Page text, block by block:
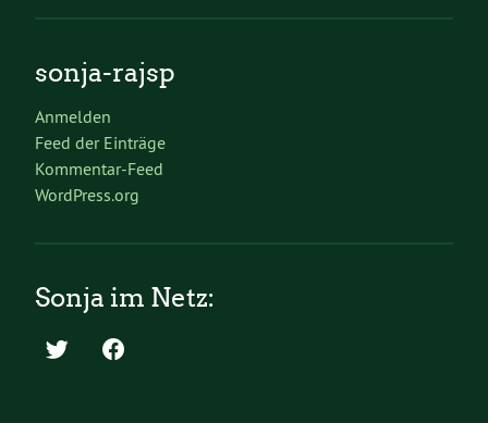
sonja-rajsp
Anmelden
Feed der Einträge
Kommentar-Feed
WordPress.org
Sonja im Netz: